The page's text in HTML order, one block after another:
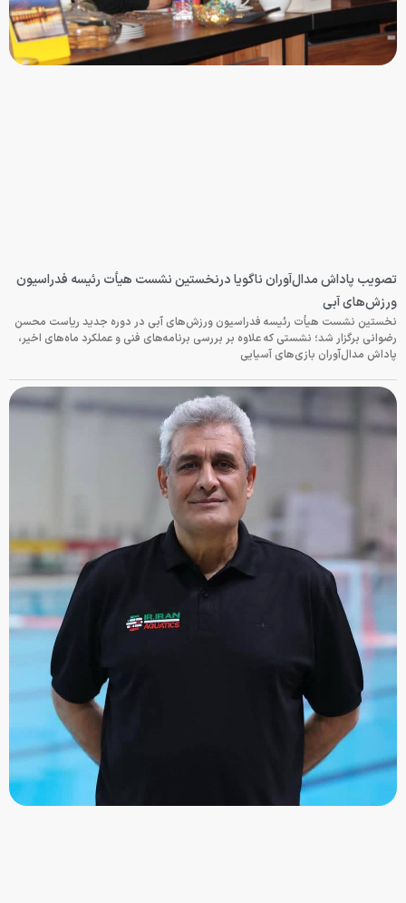
تصویب پاداش مدال‌آوران ناگویا درنخستین نشست هیأت رئیسه فدراسیون
ورزش‌های آبی
نخستین نشست هیأت رئیسه فدراسیون ورزش‌های آبی در دوره جدید ریاست محسن
رضوانی برگزار شد؛ نشستی که علاوه بر بررسی برنامه‌های فنی و عملکرد ماه‌های اخیر،
پاداش مدال‌آوران بازی‌های آسیایی